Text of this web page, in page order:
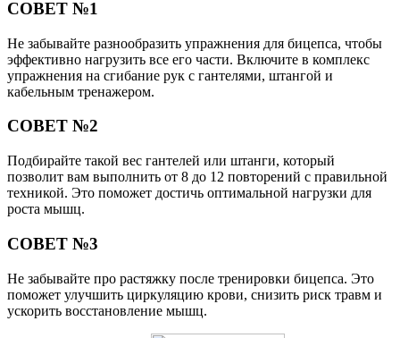
СОВЕТ №1
Не забывайте разнообразить упражнения для бицепса, чтобы
эффективно нагрузить все его части. Включите в комплекс
упражнения на сгибание рук с гантелями, штангой и
кабельным тренажером.
СОВЕТ №2
Подбирайте такой вес гантелей или штанги, который
позволит вам выполнить от 8 до 12 повторений с правильной
техникой. Это поможет достичь оптимальной нагрузки для
роста мышц.
СОВЕТ №3
Не забывайте про растяжку после тренировки бицепса. Это
поможет улучшить циркуляцию крови, снизить риск травм и
ускорить восстановление мышц.